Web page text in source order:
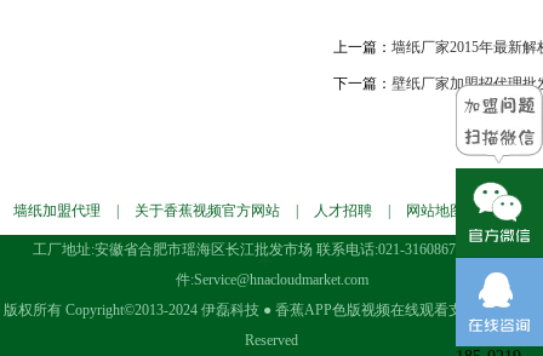
上一篇： 墙纸厂家2015年最新
下一篇： 壁纸厂家加盟招代理批
墙纸加盟代理 关于香蕉视频官方网站 人才招聘 网站地图 | 墙纸样
本
工厂地址:安徽省合肥市瑶海区长江批发市场 联系电话:021-31608676 电子邮
件:Service@hnacloudmarket.com
版权所有 Copyright©2013-2024 伊磊科技 ● 香蕉APP色版视频在线观看支持 All Rights
Reserved